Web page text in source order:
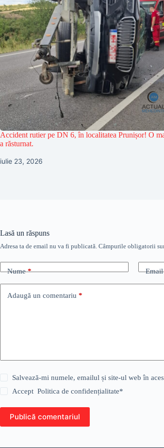
Accident rutier pe DN 6, în localitatea Prunișor! O
a răsturnat.
iulie 23, 2026
Lasă un răspuns
Adresa ta de email nu va fi publicată. Câmpurile obligatorii
Nume* Email
Adaugă un comentariu *
Salvează-mi numele, emailul și site-ul web în
AcceptPolitica de confidențialitate*
Publică comentariul